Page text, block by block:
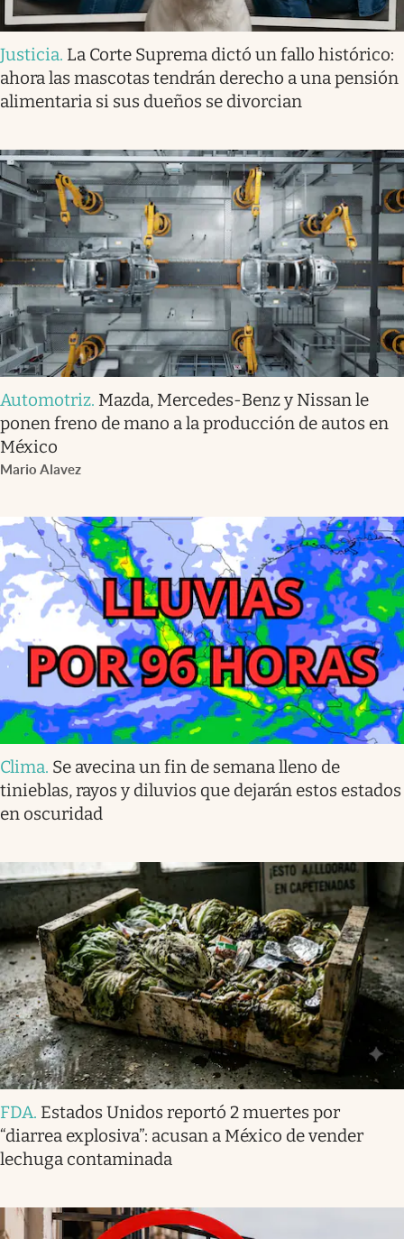
Justicia. La Corte Suprema dictó un fallo histórico:
ahora las mascotas tendrán derecho a una pensión
alimentaria si sus dueños se divorcian
Automotriz. Mazda, Mercedes-Benz y Nissan le
ponen freno de mano a la producción de autos en
México
Mario Alavez
Clima. Se avecina un fin de semana lleno de
tinieblas, rayos y diluvios que dejarán estos estados
en oscuridad
FDA. Estados Unidos reportó 2 muertes por
“diarrea explosiva”: acusan a México de vender
lechuga contaminada